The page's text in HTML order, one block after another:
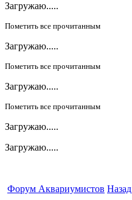
Загружаю.....
Пометить все прочитанным
Загружаю.....
Пометить все прочитанным
Загружаю.....
Пометить все прочитанным
Загружаю.....
Загружаю.....
Форум Аквариумистов Назад